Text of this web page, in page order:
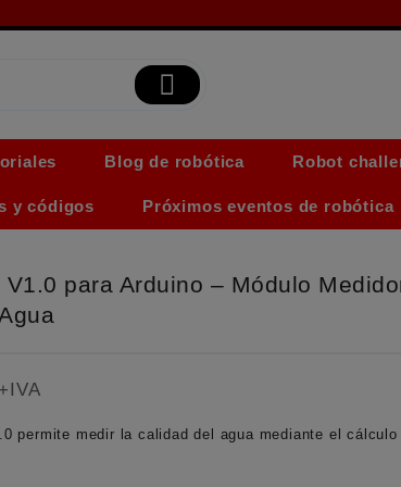
Blog de robótica Robot
y códigos Próximos eventos de robótica
V1.0 para Arduino – Módulo
+IVA
permite medir la calidad del agua mediante el